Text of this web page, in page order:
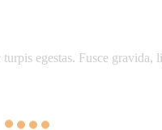
egestas. Fusce